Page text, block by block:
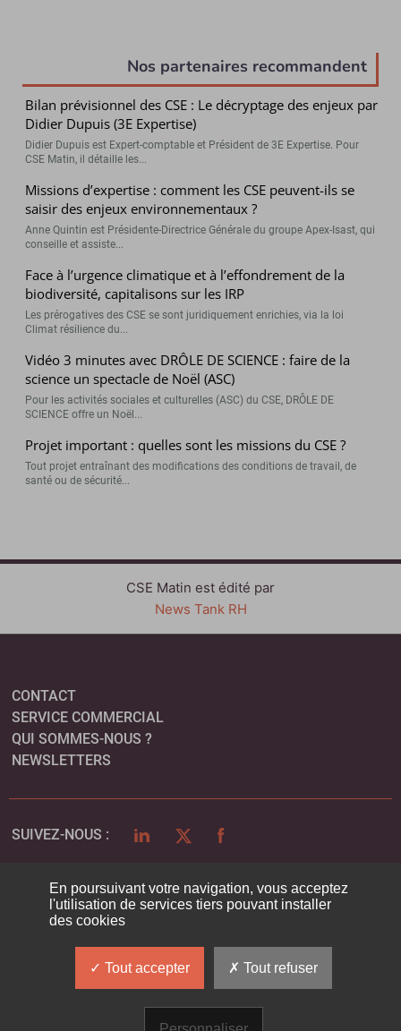
Nos partenaires recommandent
Bilan prévisionnel des CSE : Le décryptage des enjeux par
Didier Dupuis (3E Expertise)
Didier Dupuis est Expert-comptable et Président de 3E Expertise. Pour
CSE Matin, il détaille les...
Missions d’expertise : comment les CSE peuvent-ils se
saisir des enjeux environnementaux ?
Anne Quintin est Présidente-Directrice Générale du groupe Apex-Isast, qui
conseille et assiste...
Face à l’urgence climatique et à l’effondrement de la
biodiversité, capitalisons sur les IRP
Les prérogatives des CSE se sont juridiquement enrichies, via la loi
Climat résilience du...
Vidéo 3 minutes avec DRÔLE DE SCIENCE : faire de la
science un spectacle de Noël (ASC)
Pour les activités sociales et culturelles (ASC) du CSE, DRÔLE DE
SCIENCE offre un Noël...
Projet important : quelles sont les missions du CSE ?
Tout projet entraînant des modifications des conditions de travail, de
santé ou de sécurité...
CSE Matin est édité par
News Tank RH
CONTACT
SERVICE COMMERCIAL
QUI SOMMES-NOUS ?
NEWSLETTERS
SUIVEZ-NOUS : LINKEDINTWITTERFACEBOOK
PLAN DU SITE
En poursuivant votre navigation, vous acceptez
l'utilisation de services tiers pouvant installer
des cookies
Tout accepter Tout refuser